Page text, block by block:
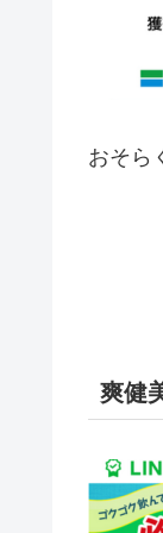
おそら
爽健